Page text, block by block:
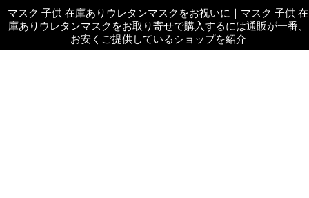
マスク 子供 在庫ありウレタンマスクをお祝いに ｜ マスク 子供 在
庫ありウレタンマスクをお取り寄せで購入するには通販が一番、
お安くご提供しているショップを紹介